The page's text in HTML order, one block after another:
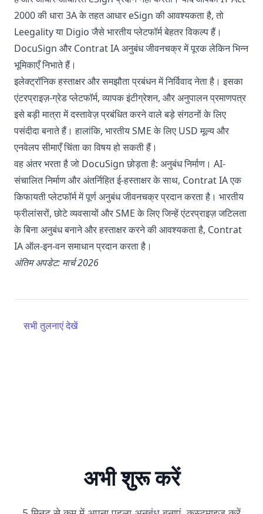
2000 की धारा 3A के तहत आधार eSign की आवश्यकता है, तो
Leegality या Digio जैसे भारतीय प्लेटफॉर्म बेहतर विकल्प हैं।
DocuSign और Contrat IA अनुबंध जीवनचक्र में पूरक लेकिन भिन्न
भूमिकाएँ निभाते हैं।
इलेक्ट्रॉनिक हस्ताक्षर और समझौता प्रबंधन में निर्विवाद नेता है। इसका
एंटरप्राइज़-ग्रेड प्लेटफॉर्म, व्यापक इंटीग्रेशन, और अनुपालन प्रमाणपत्र
इसे बड़ी मात्रा में दस्तावेज़ प्रबंधित करने वाले बड़े संगठनों के लिए
पसंदीदा बनाते हैं। हालांकि, भारतीय SME के लिए USD मूल्य और
एनवेलप सीमाएँ चिंता का विषय हो सकती हैं।
वह अंतर भरता है जो DocuSign छोड़ता है: अनुबंध निर्माण। AI-
संचालित निर्माण और अंतर्निहित ई-हस्ताक्षर के साथ, Contrat IA एक
किफायती प्लेटफॉर्म में पूर्ण अनुबंध जीवनचक्र प्रदान करता है। भारतीय
फ्रीलांसरों, छोटे व्यवसायों और SME के लिए जिन्हें एंटरप्राइज़ जटिलता
के बिना अनुबंध बनाने और हस्ताक्षर करने की आवश्यकता है, Contrat
IA ऑल-इन-वन समाधान प्रदान करता है।
अंतिम अपडेट: मार्च 2026
सभी तुलनाएं देखें
अभी शुरू करें